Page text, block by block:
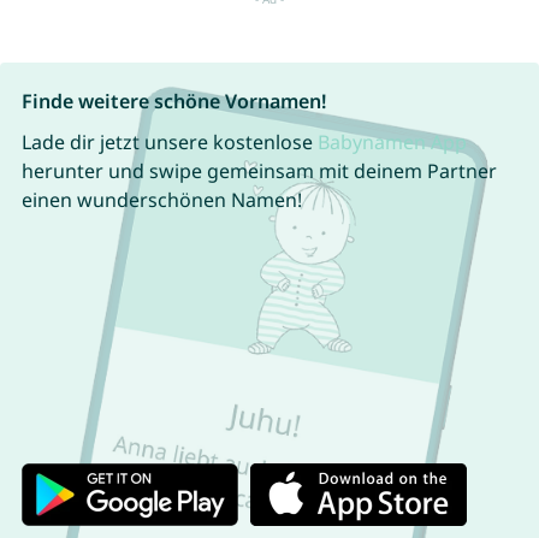
Finde weitere schöne Vornamen!
Lade dir jetzt unsere kostenlose Babynamen App
herunter und swipe gemeinsam mit deinem Partner
einen wunderschönen Namen!